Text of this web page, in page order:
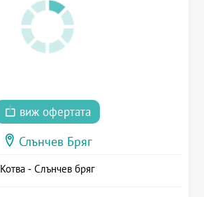
виж офертата
Слънчев Бряг
Котва - Слънчев бряг